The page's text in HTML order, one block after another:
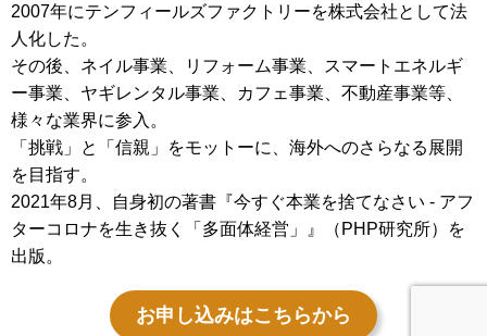
2007年にテンフィールズファクトリーを株式会社として法
人化した。
その後、ネイル事業、リフォーム事業、スマートエネルギ
ー事業、ヤギレンタル事業、カフェ事業、不動産事業等、
様々な業界に参入。
「挑戦」と「信親」をモットーに、海外へのさらなる展開
を目指す。
2021年8月、自身初の著書『今すぐ本業を捨てなさい - アフ
ターコロナを生き抜く「多面体経営」』（PHP研究所）を
出版。
お申し込みはこちらから